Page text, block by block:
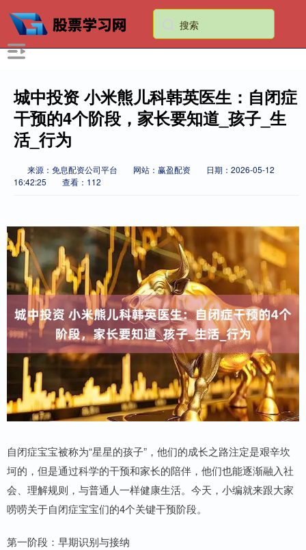
城中投资 小米熊儿科韩英医生：自闭症
干预的4个阶段，家长要知道_孩子_生
活_行为
来源：免息配资公司平台 网站：赢盈配资
日期：2026-05-12
16:42:25
查看：112
自闭症宝宝被称为“星星的孩子”，他们的成长之路注定是艰辛坎
坷的，但是通过科学的干预和家长的陪伴，他们也能逐渐融入社
会、理解规则，与普通人一样健康生活。今天，小编就来跟大家
唠唠关于自闭症宝宝们的4个关键干预阶段。
第一阶段：早期识别与接纳